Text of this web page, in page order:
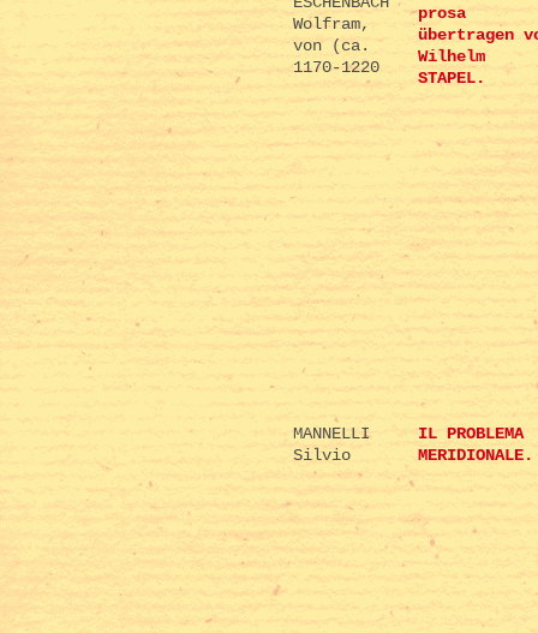
Wolfram,
von (ca.
1170-1220
prosa
übertragen
Wilhelm
STAPEL.
MANNELLI
Silvio
IL PROBLEMA
MERIDIONALE.